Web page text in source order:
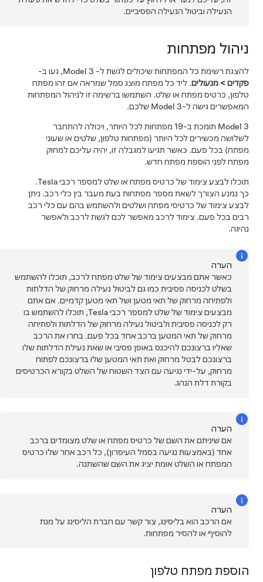
הנעילה וביטול הנעילה הפסיביים.
ניהול מפתחות
להצגת רשימת כל המפתחות שיכולים לגשת ל-Model 3, געו ב-
פקדים>מנעולים. ליד כל מפתח מוצג סמל שמראה אם זהו מפתח
טלפון, כרטיס מפתח או שלט. השתמשו ברשימה זו לניהול המפתחות
המאפשרים גישה ל-Model 3שלכם.
Model 3
תומכת ב-19 מפתחות לכל היותר, ויכולה להתחבר
לשלושה מכשירים לכל היותר (מפתחות טלפון, שלטים או שעוני
מפתח) בכל פעם. כאשר תגיעו למגבלה זו, יהיה עליכם למחוק
מפתח לפני הוספת מפתח חדש.
תוכלו לבצע צימוד של כרטיס מפתח או שלט למספר רכבי Tesla.
כך נמנע הצורך לשאת מספר מפתחות בעת מעבר בין כלי רכב. ניתן
לבצע צימוד של כרטיסי מפתח ושלטים ולהשתמש בהם עם כלי רכב
רבים בכל פעם. צימוד לרכב מאפשר לכם לגשת לרכב ולאפשר
נהיגה.
הערה
כאשר אתם מבצעים צימוד של שלט מפתח לרכב, תוכלו להשתמש
בשלט לכניסה פסיבית כמו גם לביטול נעילה מרחוק של הדלתות
ולפתיחה מרחוק של תאי מטען ושל תאי מטען קדמיים. אם אתם
מבצעים צימוד של שלט למספר רכבי Tesla, תוכלו להשתמש בו
רק לכניסה פסיבית ולביטול נעילה מרחוק של הדלתות ולפתיחה
מרחוק של תאי המטען ברכב אחד בכל פעם. בחרו את הרכב
שאליו ברצונכם להיכנס באופן פסיבי או שאת נעילת הדלתות שלו
ברצונכם לבטל מרחוק ואת תאי המטען שלו ברצונכם לפתוח
מרחוק, על-ידי נגיעה עם הצד השטוח של השלט בקורא הכרטיסים
בקורת דלת הנהג.
הערה
אם שיניתם את השם של כרטיס מפתח או שלט מצומדים ברכב
אחד (באמצעות נגיעה בסמל העיפרון), כל רכב אחר שלו כרטיס
המפתח או השלט אומת יציג את השם שהשתנה.
הערה
אם הרכב הוא בליסינג, צור קשר עם חברת הליסינג על מנת
להוסיף או להסיר מפתחות.
הוספת מפתח טלפון